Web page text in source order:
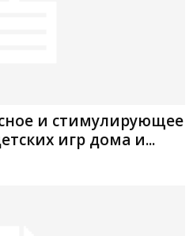
и стимулирующее
игр дома и...